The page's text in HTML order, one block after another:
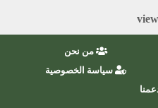
من نحن
سياسة الخصوصية